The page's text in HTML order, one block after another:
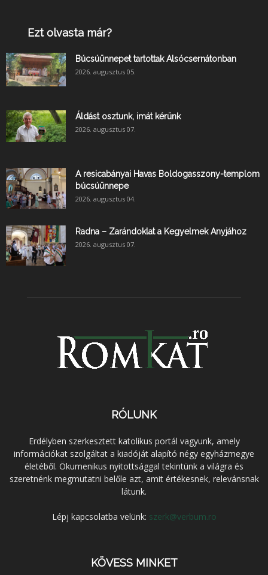
Ezt olvasta már?
Búcsúünnepet tartottak Alsócsernátonban
2026. augusztus 05.
Áldást osztunk, imát kérünk
2026. augusztus 07.
A resicabányai Havas Boldogasszony-templom
búcsúünnepe
2026. augusztus 04.
Radna – Zarándoklat a Kegyelmek Anyjához
2026. augusztus 07.
RÓLUNK
Erdélyben szerkesztett katolikus portál vagyunk, amely
információkat szolgáltat a kiadóját alapító négy egyházmegye
életéből. Ökumenikus nyitottsággal tekintünk a világra és
szeretnénk megmutatni belőle azt, amit értékesnek, relevánsnak
látunk.
Lépj kapcsolatba velünk: szerk@verbum.ro
KÖVESS MINKET